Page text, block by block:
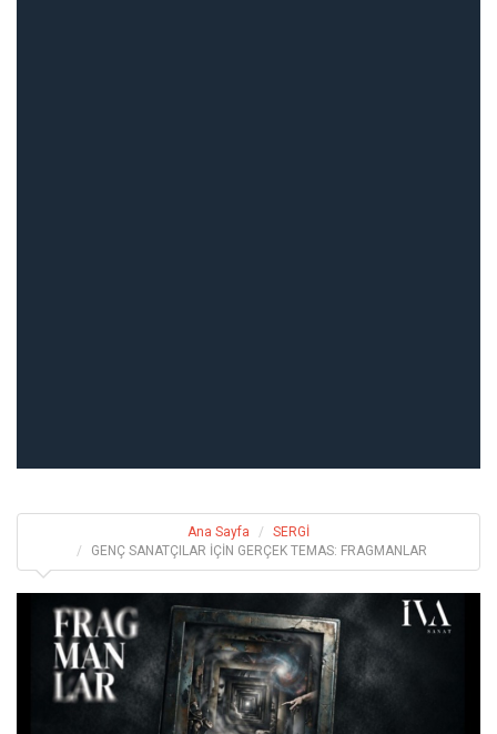
Ana Sayfa
SERGİ
GENÇ SANATÇILAR İÇİN GERÇEK TEMAS: FRAGMANLAR